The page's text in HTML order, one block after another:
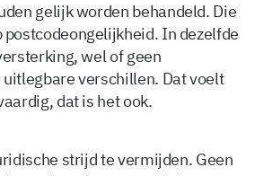
gelijk worden behandeld. Die
In dezelfde
wel of geen
verschillen. Dat voelt
dat is het ook.
strijd te vermijden. Geen